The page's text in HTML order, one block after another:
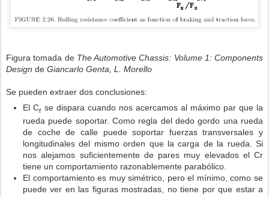
Figura tomada de The Automotive Chassis: Volume 1: Components
Design de Giancarlo Genta, L. Morello
Se pueden extraer dos conclusiones:
El Cr se dispara cuando nos acercamos al máximo par que la
rueda puede soportar. Como regla del dedo gordo una rueda
de coche de calle puede soportar fuerzas transversales y
longitudinales del mismo orden que la carga de la rueda. Si
nos alejamos suficientemente de pares muy elevados el Cr
tiene un comportamiento razonablemente parabólico.
El comportamiento es muy simétrico, pero el mínimo, como se
puede ver en las figuras mostradas, no tiene por que estar a